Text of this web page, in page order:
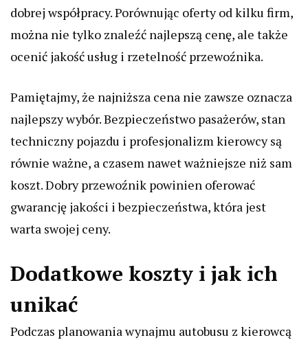
dobrej współpracy. Porównując oferty od kilku firm,
można nie tylko znaleźć najlepszą cenę, ale także
ocenić jakość usług i rzetelność przewoźnika.
Pamiętajmy, że najniższa cena nie zawsze oznacza
najlepszy wybór. Bezpieczeństwo pasażerów, stan
techniczny pojazdu i profesjonalizm kierowcy są
równie ważne, a czasem nawet ważniejsze niż sam
koszt. Dobry przewoźnik powinien oferować
gwarancję jakości i bezpieczeństwa, która jest
warta swojej ceny.
Dodatkowe koszty i jak ich
unikać
Podczas planowania wynajmu autobusu z kierowcą